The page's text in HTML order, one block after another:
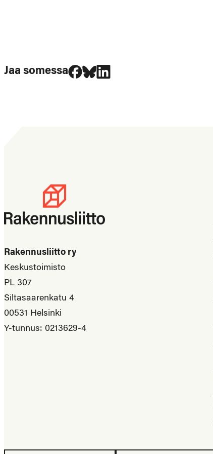
Jaa somessa
Jaa Facebookissa
Jaa Blueskyssa
Jaa LinkedIn:ssä
Rakennusliitto ry
Keskustoimisto
PL 307
Siltasaarenkatu 4
00531 Helsinki
Y-tunnus: 0213629-4